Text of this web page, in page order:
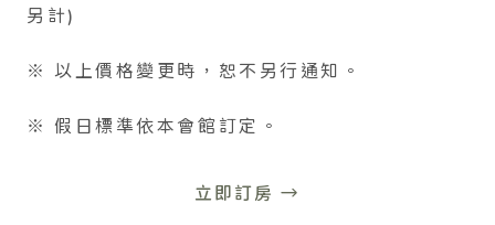
另計)
※ 以上價格變更時，恕不另行通知。
※ 假日標準依本會館訂定。
立即訂房 →